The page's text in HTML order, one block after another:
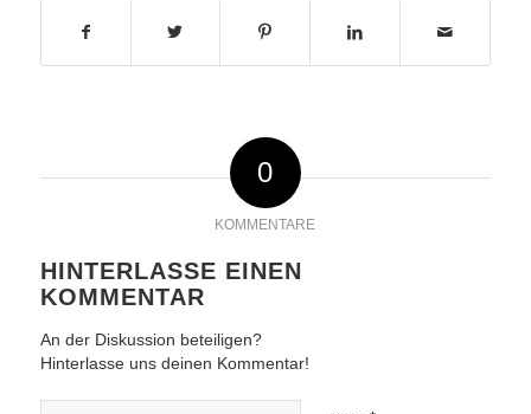
0
KOMMENTARE
HINTERLASSE EINEN
KOMMENTAR
An der Diskussion beteiligen?
Hinterlasse uns deinen Kommentar!